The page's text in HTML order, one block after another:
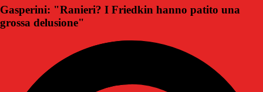
Gasperini: "Ranieri? I Friedkin hanno patito una
grossa delusione"